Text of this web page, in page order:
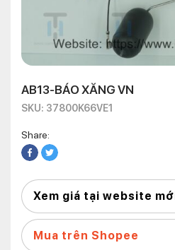
AB13-BÁO XĂNG VN
SKU: 37800K66VE1
Share:
Xem giá tại website
Mua trên Shopee